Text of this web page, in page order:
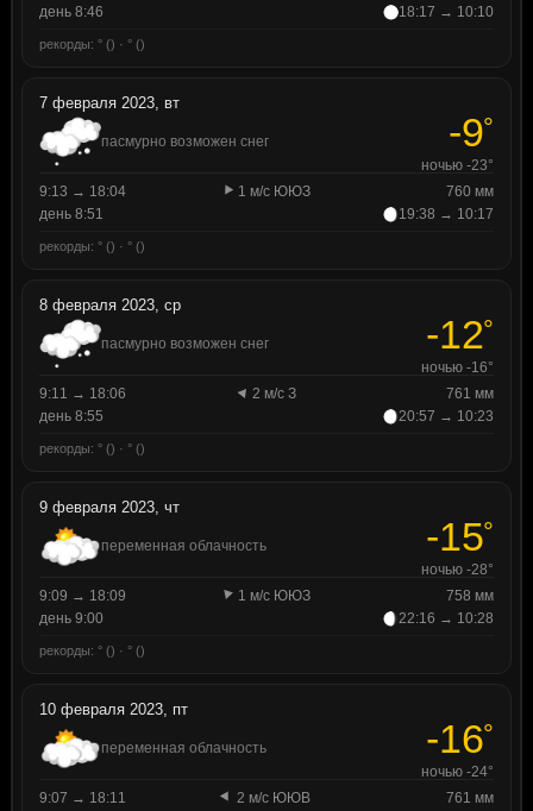
день 8:46
18:17 → 10:10
рекорды: ° () · ° ()
7 февраля 2023, вт
пасмурно возможен снег -9°
ночью -23°
9:13 → 18:04
1 м/с ЮЮЗ
760 мм
день 8:51
19:38 → 10:17
рекорды: ° () · ° ()
8 февраля 2023, ср
пасмурно возможен снег -12°
ночью -16°
9:11 → 18:06
2 м/с З
761 мм
день 8:55
20:57 → 10:23
рекорды: ° () · ° ()
9 февраля 2023, чт
переменная облачность -15°
ночью -28°
9:09 → 18:09
1 м/с ЮЮЗ
758 мм
день 9:00
22:16 → 10:28
рекорды: ° () · ° ()
10 февраля 2023, пт
переменная облачность -16°
ночью -24°
9:07 → 18:11
2 м/с ЮЮВ
761 мм